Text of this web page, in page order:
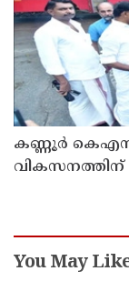
കണ്ണൂർ
വികസനത്തിന്
You May